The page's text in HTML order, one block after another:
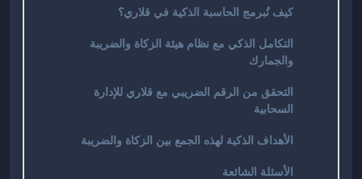
كيف تُبرمج الحاسبة الذكية في قلاري؟
التكامل الذكي مع نظام هيئة الزكاة والضريبة
والجمارك
التحقق من الرقم الضريبي مع قلاري للإدارة
السحابية
الأهداف الذكية لهذه الجمع بين الزكاة والضريبة
الأسئلة الشائعة